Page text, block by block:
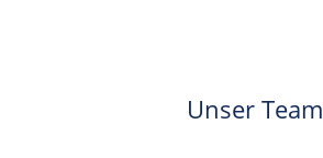
Unser Team